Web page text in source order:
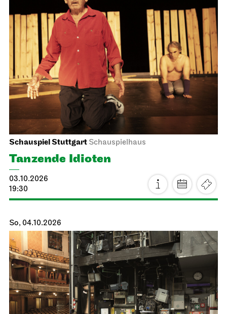
Schauspiel Stuttgart Schauspielhaus
Tanzende Idioten
03.10.2026
19:30
So, 04.10.2026